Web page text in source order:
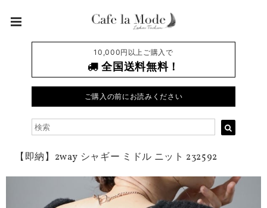
10,000円以上ご購入で
全国送料無料！
ご購入の前にお読みください
【即納】2way シャギー ミドル ニット 232592